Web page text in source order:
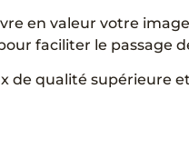
en valeur votre
faciliter le passage
de qualité supérieure